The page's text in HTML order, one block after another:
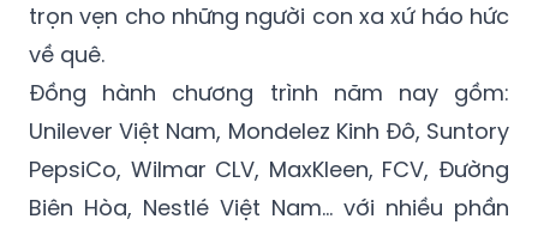
trọn vẹn cho những người con xa xứ háo hức
về quê.
Đồng hành chương trình năm nay gồm:
Unilever Việt Nam, Mondelez Kinh Đô, Suntory
PepsiCo, Wilmar CLV, MaxKleen, FCV, Đường
Biên Hòa, Nestlé Việt Nam... với nhiều phần